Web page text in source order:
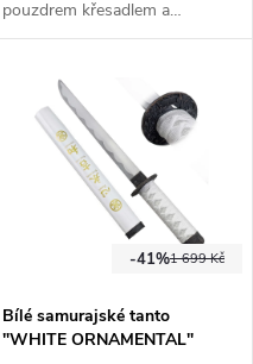
pouzdrem křesadlem a
svítilnou. Ideální nůž pro
outdoorové výpravy.
1 699 Kč
-41%
Bílé samurajské tanto
"WHITE ORNAMENTAL"